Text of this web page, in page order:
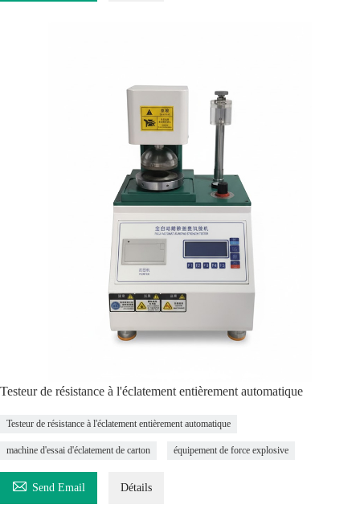
Testeur de résistance à l'éclatement entièrement automatique
Testeur de résistance à l'éclatement entièrement automatique
machine d'essai d'éclatement de carton équipement de force explosive
 Send Email Détails